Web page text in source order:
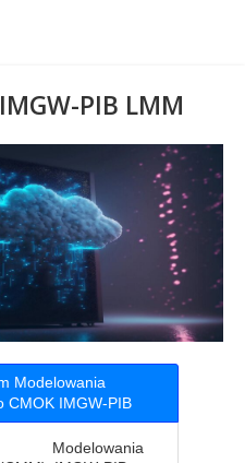
PIB LMM
Modelowania
CMOK IMGW-PIB